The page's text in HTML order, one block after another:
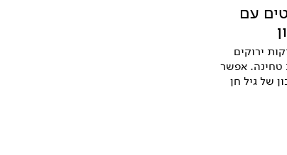
עם
ירוקים
טחינה. אפשר
של גיל חן